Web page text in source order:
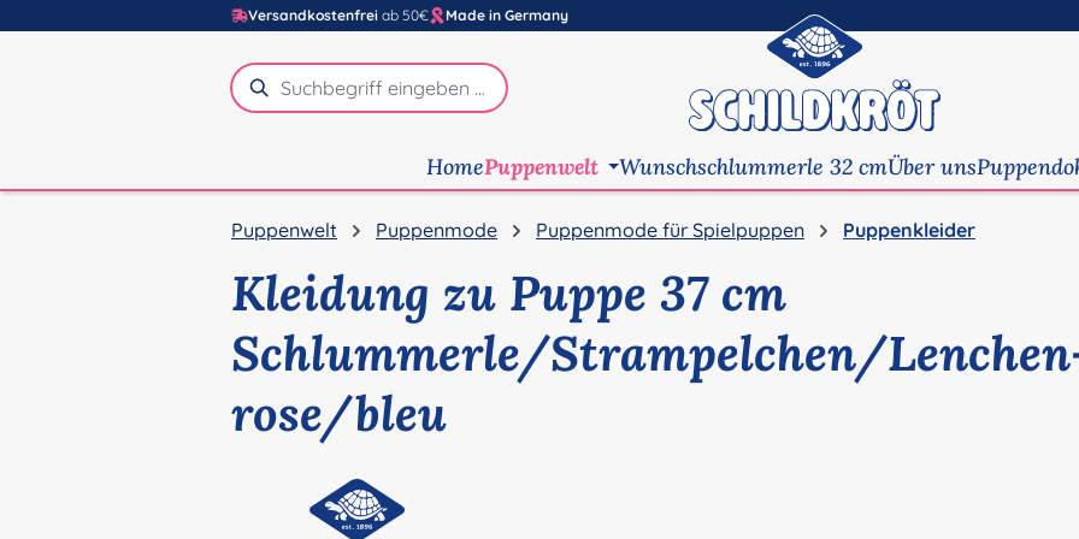
Hauptinhalt springen
Zur Suche springen
Zur Hauptnavigation springen
Versandkostenfrei ab 50€ Made in Germany
HomePuppenwelt Wunschschlummerle 32 cmÜber uns
Puppenwelt Puppenmode Puppenmode für Spielpuppen Puppenkleider
Kleidung zu Puppe 37 cm
Schlummerle/Strampelchen/
rose/bleu